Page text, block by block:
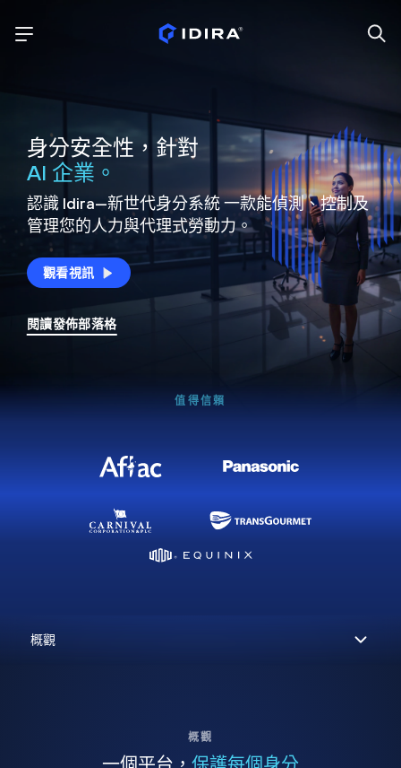
身分安全性，針對
AI 企業。
認識 Idira—新世代身分系統一款能偵測、控制及
管理您的人力與代理式勞動力。
觀看視訊
閱讀發佈部落格
值得信賴
概觀
一個平台， 保護每個身分